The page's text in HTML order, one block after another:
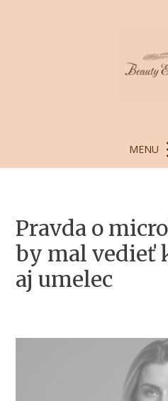
MENU
Pravda o
by mal vedieť
aj umelec